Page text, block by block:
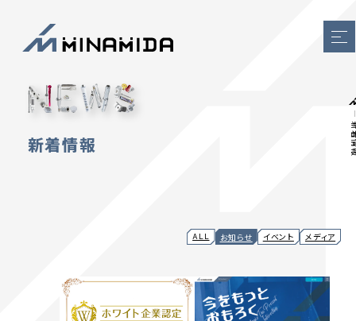
新着情報 新
ALL お知らせ イベント メディア